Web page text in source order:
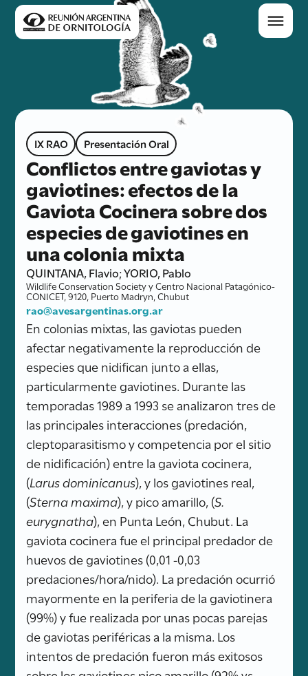
IX RAO Presentación Oral
Conflictos entre gaviotas y
gaviotines: efectos de la
Gaviota Cocinera sobre dos
especies de gaviotines en
una colonia mixta
QUINTANA, Flavio; YORIO, Pablo
Wildlife Conservation Society y Centro Nacional Patagónico-
CONICET, 9120, Puerto Madryn, Chubut
rao@avesargentinas.org.ar
En colonias mixtas, las gaviotas pueden
afectar negativamente la reproducción de
especies que nidifican junto a ellas,
particularmente gaviotines. Durante las
temporadas 1989 a 1993 se analizaron tres de
las principales interacciones (predación,
cleptoparasitismo y competencia por el sitio
de nidificación) entre la gaviota cocinera,
(Larus dominicanus), y los gaviotines real,
(Sterna maxima), y pico amarillo, (S.
eurygnatha), en Punta León, Chubut. La
gaviota cocinera fue el principal predador de
huevos de gaviotines (0,01 -0,03
predaciones/hora/nido). La predación ocurrió
mayormente en la periferia de la gaviotinera
(99%) y fue realizada por unas pocas parejas
de gaviotas periféricas a la misma. Los
intentos de predación fueron más exitosos